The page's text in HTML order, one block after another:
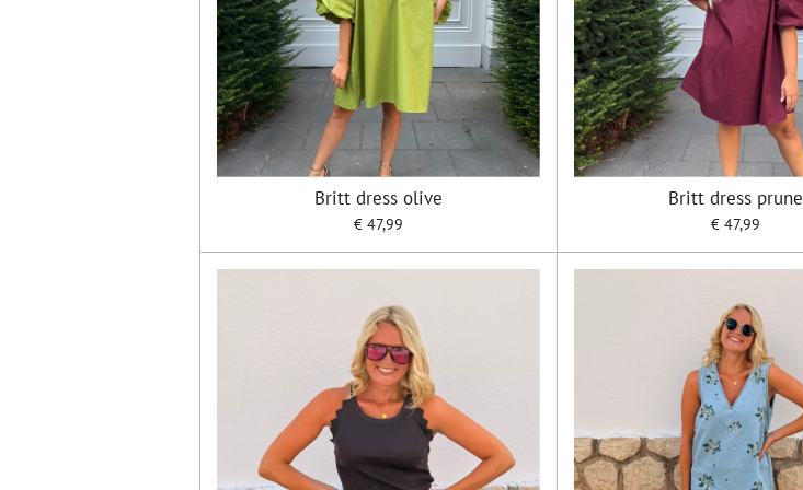
Britt dress olive
€ 47,99
Britt dress prune
€ 47,99